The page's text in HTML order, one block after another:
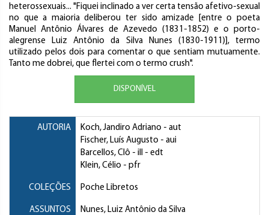
heterossexuais... "Fiquei inclinado a ver certa tensão afetivo-sexual
no que a maioria deliberou ter sido amizade [entre o poeta
Manuel Antônio Álvares de Azevedo (1831-1852) e o porto-
alegrense Luiz Antônio da Silva Nunes (1830-1911)], termo
utilizado pelos dois para comentar o que sentiam mutuamente.
Tanto me dobrei, que flertei com o termo crush".
DISPONÍVEL
AUTORIA Koch, Jandiro Adriano - aut
Fischer, Luís Augusto - aui
Barcellos, Clô - ill - edt
Klein, Célio - pfr
COLEÇÕES Poche Libretos
ASSUNTOS
Nunes, Luiz Antônio da Silva